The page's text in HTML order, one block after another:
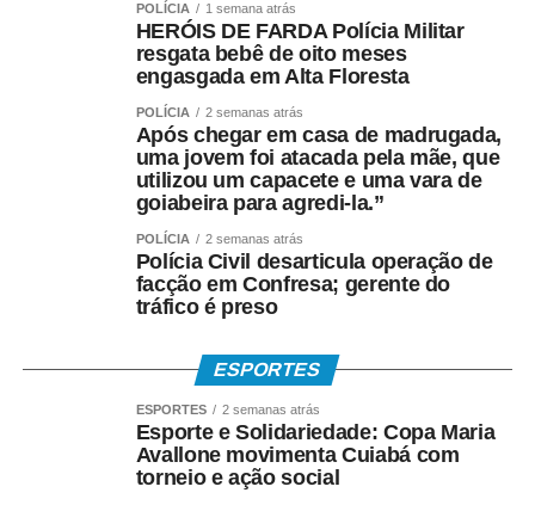
Para participar, é necessário apresentar documentação
como ato constitutivo ou contrato social, inscrição no
CNPJ, comprovante de regularidade junto à Fazenda
Municipal, indicação do espaço de interesse e o projeto
que será executado.
As propostas serão avaliadas por uma comissão formada
por representantes da Secretaria de Governo, Secretaria
de Agricultura e Meio Ambiente, Procuradoria Jurídica e
viabilidade técnica de cada projeto.
A Prefeitura reforça que o Programa Quem Ama Cuida é
uma importante ferramenta de cooperação entre o poder
POLÍCIA 1 semana atrás
HERÓIS DE FARDA Polícia Militar
resgata bebê de oito meses
engasgada em Alta Floresta
POLÍCIA 2 semanas atrás
Após chegar em casa de madrugada,
uma jovem foi atacada pela mãe, que
utilizou um capacete e uma vara de
goiabeira para agredi-la.”
POLÍCIA 2 semanas atrás
Polícia Civil desarticula operação de
facção em Confresa; gerente do
tráfico é preso
ESPORTES
ESPORTES 2 semanas atrás
Esporte e Solidariedade: Copa Maria
Avallone movimenta Cuiabá com
torneio e ação social